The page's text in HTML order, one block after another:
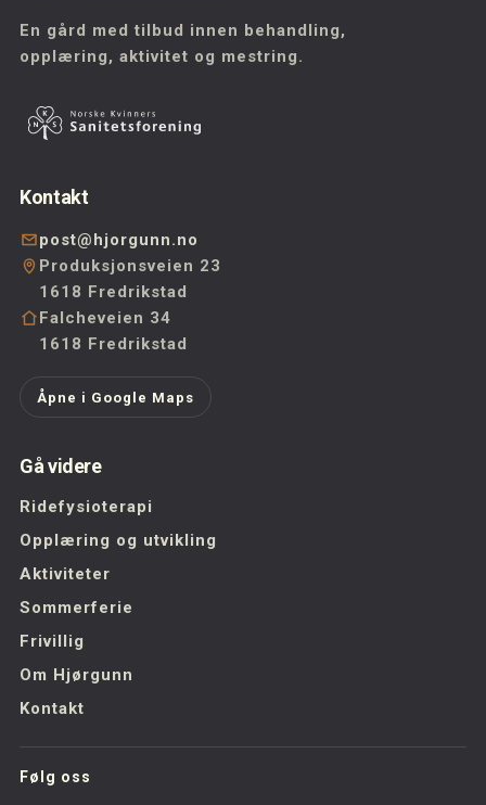
En gård med tilbud innen behandling,
opplæring, aktivitet og mestring.
Kontakt
post@hjorgunn.no
Produksjonsveien 23
1618 Fredrikstad
Falcheveien 34
1618 Fredrikstad
Åpne i Google Maps
Gå videre
Ridefysioterapi
Opplæring og utvikling
Aktiviteter
Sommerferie
Frivillig
Om Hjørgunn
Kontakt
Følg oss